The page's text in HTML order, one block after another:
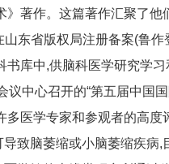
》著作。这篇著作汇聚了
东省版权局注册备案(鲁
书库中,供脑科医学研究学
议中心召开的“第五届中国
多医学专家和参观者的高度
导致脑萎缩或小脑萎缩疾